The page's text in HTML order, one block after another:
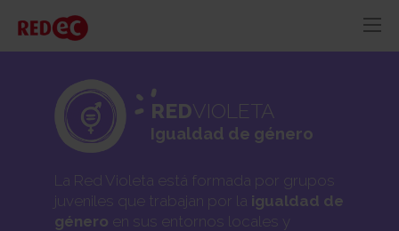
ACTUALIDAD
CONTACTO
REDVIOLETA
Igualdad de género
La Red Violeta está formada por grupos
juveniles que trabajan por la igualdad de
género en sus entornos locales y